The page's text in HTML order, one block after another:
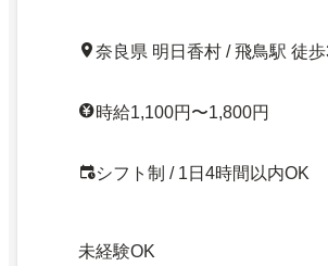
奈良県 明日香村 / 飛鳥駅 徒
時給1,100円〜1,800円
シフト制 / 1日4時間以内OK
未経験OK